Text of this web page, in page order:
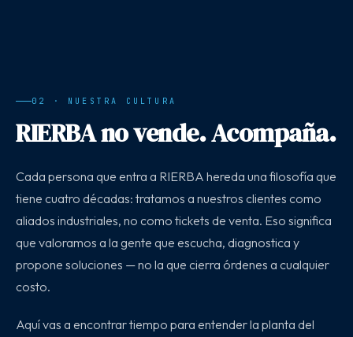
02 · NUESTRA CULTURA
RIERBA no vende. Acompaña.
Cada persona que entra a RIERBA hereda una filosofía que
tiene cuatro décadas: tratamos a nuestros clientes como
aliados industriales, no como tickets de venta. Eso significa
que valoramos a la gente que escucha, diagnostica y
propone soluciones — no la que cierra órdenes a cualquier
costo.
Aquí vas a encontrar tiempo para entender la planta del